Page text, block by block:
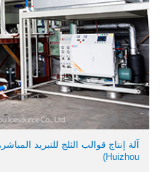
Huizhou)